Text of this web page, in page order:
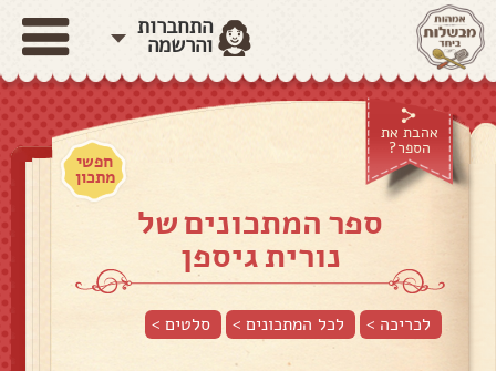
התחברות
והרשמה
אהבת את
הספר?
חפשי
מתכון
ספר המתכונים של
נורית גיספן
לכריכה > לכל המתכונים > סלטים>